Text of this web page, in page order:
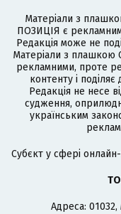
Матеріали з
ПОЗИЦІЯ є
Редакція може не
Матеріали з
рекламними, проте
контенту і
Редакція не несе
судження,
українським
Cубєкт у сфері
Адреса: